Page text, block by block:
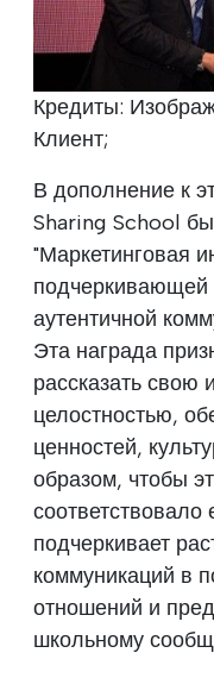
Кредиты:
Клиент;
В дополнение к
Sharing School
"Маркетинговая
подчеркивающей
аутентичной
Эта награда
рассказать свою
целостностью,
ценностей,
образом, чтобы
подчеркивает
коммуникаций в
отношений и
школьному